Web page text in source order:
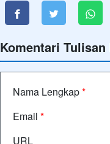
Komentari Tulisan
Nama Lengkap*
Email *
URL